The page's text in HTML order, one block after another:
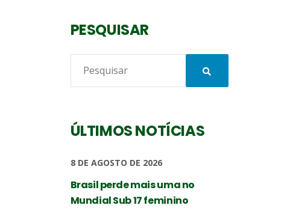
PESQUISAR
ÚLTIMOS NOTÍCIAS
8 DE AGOSTO DE 2026
Brasil perde mais uma no
Mundial Sub 17 feminino